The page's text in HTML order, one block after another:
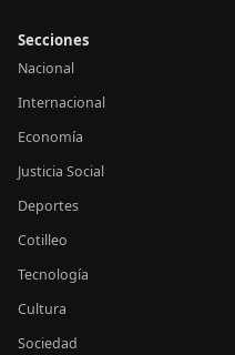
Secciones
Nacional
Internacional
Economía
Justicia Social
Deportes
Cotilleo
Tecnología
Cultura
Sociedad